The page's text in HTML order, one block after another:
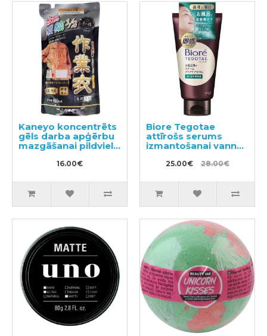
Kaneyo koncentrēts
gēls darba apģērbu
mazgāšanai pildviela
16.00€
Biore Tegotae
attīrošs serums
izmantošanai vannā
25.00€ 28.00€